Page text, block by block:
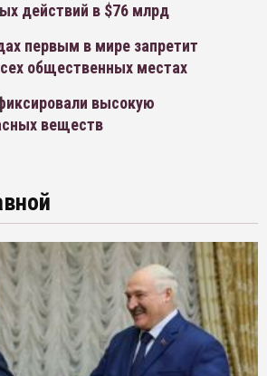
действий в $76 млрд
первым в мире запретит
общественных местах
высокую
веществ